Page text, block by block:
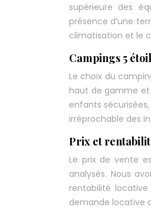
supérieure des
présence d’une
climatisation et le
Campings 5
Le choix du
haut de gamme et
enfants
irréprochable des
Prix et
Le prix de vente
analysés. Nous
rentabilité
demande locative